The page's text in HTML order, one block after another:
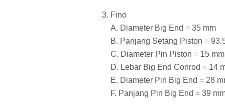
Fino
A. Diameter Big End = 35 mm
B. Panjang Setang Piston =
C. Diameter Pin Piston = 15 mm
D. Lebar Big End Conrod = 14
E. Diameter Pin Big End = 28
F. Panjang Pin Big End = 39